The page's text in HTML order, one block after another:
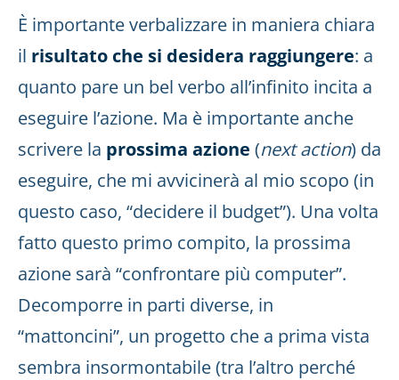
È importante verbalizzare in maniera chiara
il risultato che si desidera raggiungere: a
quanto pare un bel verbo all’infinito incita a
eseguire l’azione. Ma è importante anche
scrivere la prossima azione (next action) da
eseguire, che mi avvicinerà al mio scopo (in
questo caso, “decidere il budget”). Una volta
fatto questo primo compito, la prossima
azione sarà “confrontare più computer”.
Decomporre in parti diverse, in
“mattoncini”, un progetto che a prima vista
sembra insormontabile (tra l’altro perché